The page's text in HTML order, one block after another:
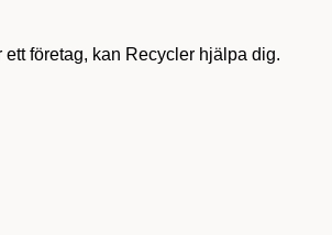
företag, kan Recycler hjälpa dig.